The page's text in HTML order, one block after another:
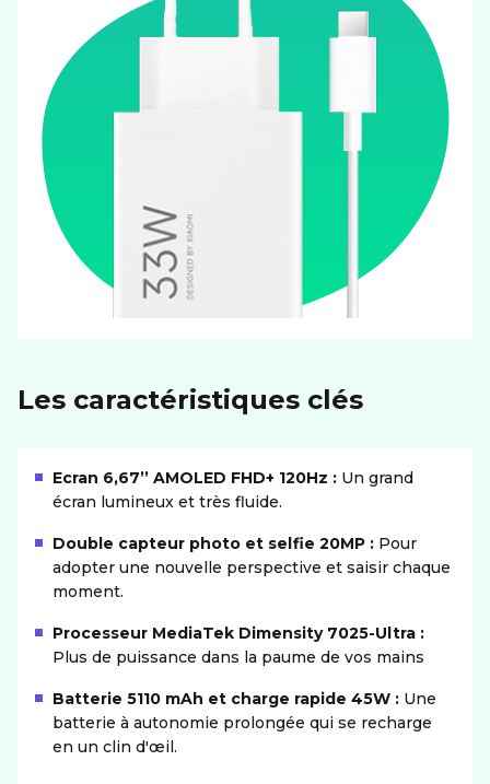
Les caractéristiques clés
Ecran 6,67’’ AMOLED FHD+ 120Hz : Un grand
écran lumineux et très fluide.
Double capteur photo et selfie 20MP : Pour
adopter une nouvelle perspective et saisir chaque
moment.
Processeur MediaTek Dimensity 7025-Ultra :
Plus de puissance dans la paume de vos mains
Batterie 5110 mAh et charge rapide 45W : Une
batterie à autonomie prolongée qui se recharge
en un clin d'œil.